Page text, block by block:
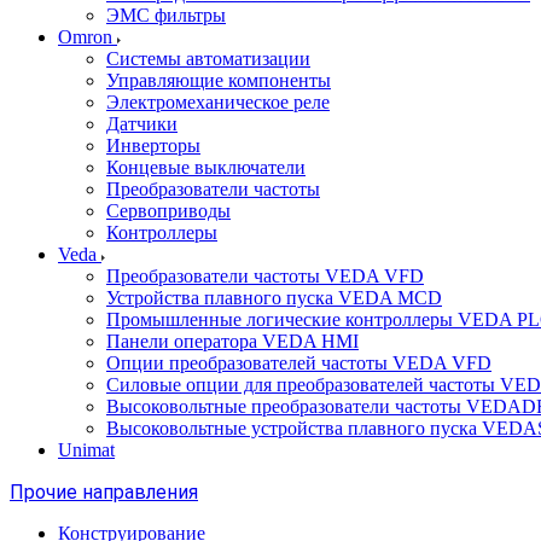
ЭМС фильтры
Omron
Системы автоматизации
Управляющие компоненты
Электромеханическое реле
Датчики
Инверторы
Концевые выключатели
Преобразователи частоты
Сервоприводы
Контроллеры
Veda
Преобразователи частоты VEDA VFD
Устройства плавного пуска VEDA MCD
Промышленные логические контроллеры VEDA
Панели оператора VEDA HMI
Опции преобразователей частоты VEDA VFD
Силовые опции для преобразователей частоты
Высоковольтные преобразователи частоты
Высоковольтные устройства плавного пуска
Unimat
Прочие направления
Конструирование